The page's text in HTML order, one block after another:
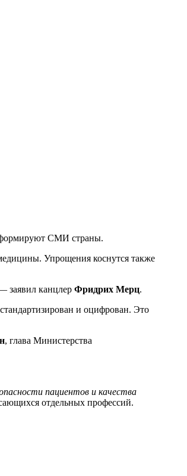
СМИ страны.
Упрощения коснутся также
заявил канцлер Фридрих Мерц.
и оцифрован. Это
, глава Министерства
пациентов и качества
отдельных профессий.